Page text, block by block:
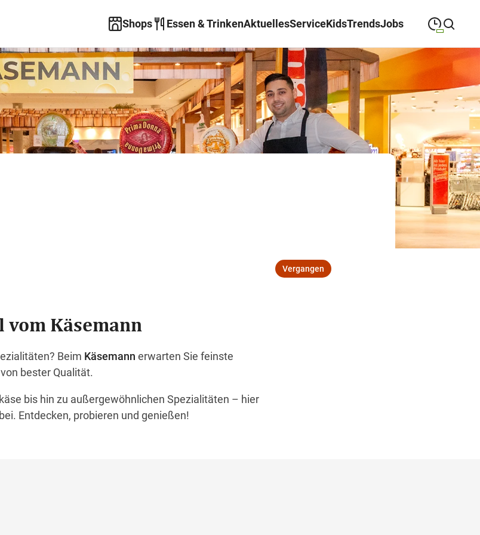
Shops Essen & TrinkenAktuellesServiceKidsTrendsJobs
Suche schließen Montag
MONTAG 19:00
Dienstag
DIENSTAG 09:00 19:00
Mittwoch
MITTWOCH 09:00— 19:00
09:00— 19:00
— 19:00
09:00—18:00
Vergangen
vom Käsemann
Beim Käsemann erwarten Sie feinste
bester Qualität.
bis hin zu außergewöhnlichen Spezialitäten – hier
Entdecken, probieren und genießen!